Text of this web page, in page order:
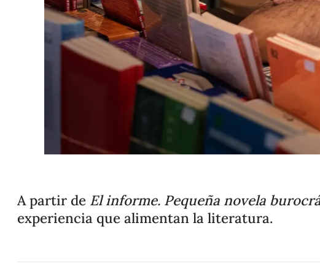
A partir de El informe. Pequeña novela
experiencia que alimentan la literatura.